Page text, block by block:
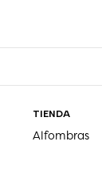
TIENDA
Alfombras